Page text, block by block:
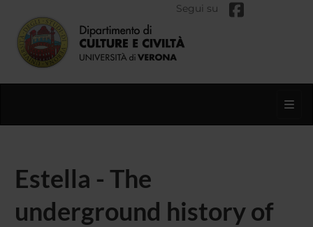
Segui su
Estella - The
underground history of